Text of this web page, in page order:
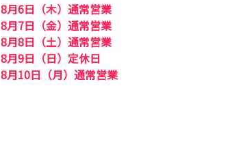
8月6日（木）通常営業
8月7日（金）通常営業
8月8日（土）通常営業
8月9日（日）定休日
8月10日（月）通常営業